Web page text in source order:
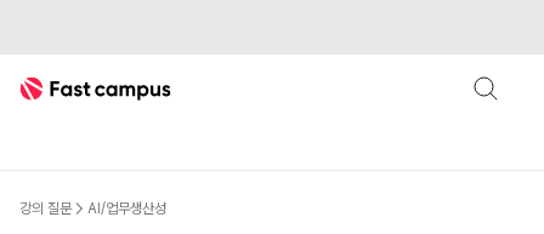
Fast Campus
강의 질문 AI/업무생산성